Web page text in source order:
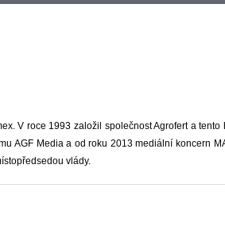
V roce 1993 založil společnost Agrofert a tento
AGF Media a od roku 2013 mediální koncern
vlády.